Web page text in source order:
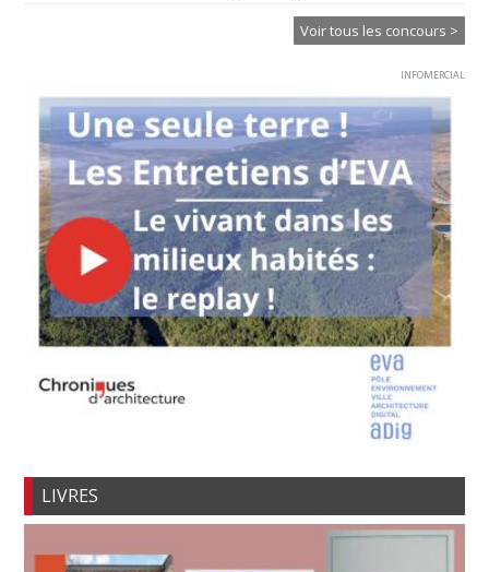
Voir tous les concours >
INFOMERCIAL
LIVRES